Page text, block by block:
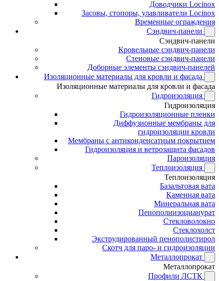
Доводчики Locinox
Засовы, стопоры, улавливатели Locinox
Временные ограждения
Сэндвич-панели
Сэндвич-панели
Кровельные сэндвич-панели
Стеновые сэндвич-панели
Доборные элементы сэндвич-панелей
Изоляционные материалы для кровли и фасада
Изоляционные материалы для кровли и фасада
Гидроизоляция
Гидроизоляция
Гидроизоляционные пленки
Диффузионные мембраны для
гидроизоляции кровли
Мембраны с антиконденсатным покрытием
Гидроизоляция и ветрозащита фасадов
Пароизоляция
Теплоизоляция
Теплоизоляция
Базальтовая вата
Каменная вата
Минеральная вата
Пенополиизоцианурат
Стекловолокно
Стеклохолст
Экструдированный пенополистирол
Скотч для паро- и гидроизоляции
Металлопрокат
Металлопрокат
Профили ЛСТК